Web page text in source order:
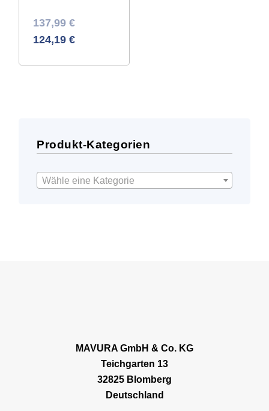
Ursprünglicher
Preis
219,43 €
137,99 €
137,99 €.
124,19 €
Produkt-Kategorien
Wähle eine Kategorie
MAVURA GmbH & Co. KG
Teichgarten 13
32825 Blomberg
Deutschland